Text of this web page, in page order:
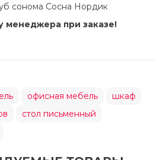
сонома Сосна Нордик
менеджера при заказе!
офисная мебель
шкаф
стол письменный